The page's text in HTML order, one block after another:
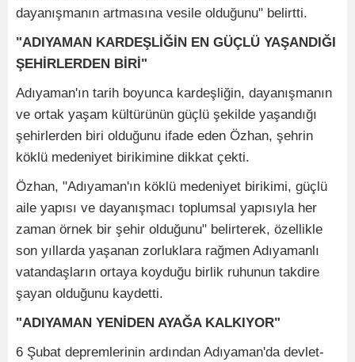
dayanışmanın artmasına vesile olduğunu" belirtti.
"ADIYAMAN KARDEŞLİĞİN EN GÜÇLÜ YAŞANDIĞI
ŞEHİRLERDEN BİRİ"
Adıyaman'ın tarih boyunca kardeşliğin, dayanışmanın
ve ortak yaşam kültürünün güçlü şekilde yaşandığı
şehirlerden biri olduğunu ifade eden Özhan, şehrin
köklü medeniyet birikimine dikkat çekti.
Özhan, "Adıyaman'ın köklü medeniyet birikimi, güçlü
aile yapısı ve dayanışmacı toplumsal yapısıyla her
zaman örnek bir şehir olduğunu" belirterek, özellikle
son yıllarda yaşanan zorluklara rağmen Adıyamanlı
vatandaşların ortaya koyduğu birlik ruhunun takdire
şayan olduğunu kaydetti.
"ADIYAMAN YENİDEN AYAĞA KALKIYOR"
6 Şubat depremlerinin ardından Adıyaman'da devlet-